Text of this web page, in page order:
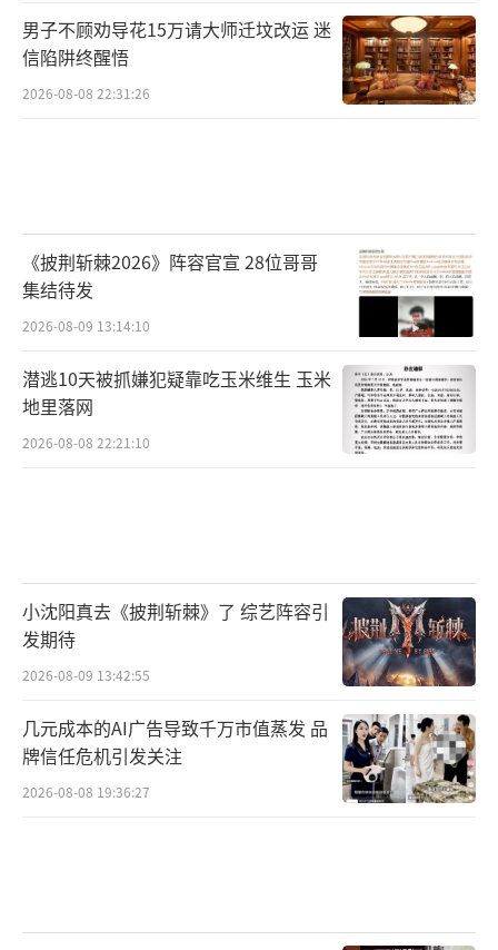
男子不顾劝导花15万请大师迁坟改运 迷
信陷阱终醒悟
2026-08-08 22:31:26
《披荆斩棘2026》阵容官宣 28位哥哥
集结待发
2026-08-09 13:14:10
潜逃10天被抓嫌犯疑靠吃玉米维生 玉米
地里落网
2026-08-08 22:21:10
小沈阳真去《披荆斩棘》了 综艺阵容引
发期待
2026-08-09 13:42:55
几元成本的AI广告导致千万市值蒸发 品
牌信任危机引发关注
2026-08-08 19:36:27